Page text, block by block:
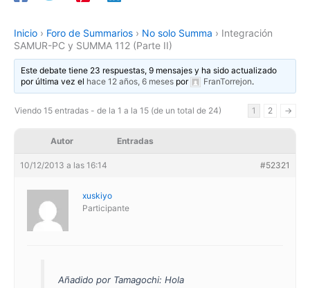
Inicio › Foro de Summarios › No solo Summa › Integración
SAMUR-PC y SUMMA 112 (Parte II)
Este debate tiene 23 respuestas, 9 mensajes y ha sido actualizado
por última vez el hace 12 años, 6 meses por FranTorrejon.
Viendo 15 entradas - de la 1 a la 15 (de un total de 24) 1 2 →
Autor Entradas
10/12/2013 a las 16:14 #52321
xuskiyo
Participante
Añadido por Tamagochi: Hola